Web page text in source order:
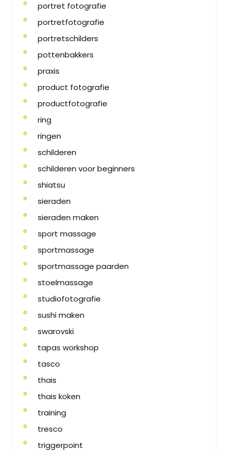
portret fotografie
portretfotografie
portretschilders
pottenbakkers
praxis
product fotografie
productfotografie
ring
ringen
schilderen
schilderen voor beginners
shiatsu
sieraden
sieraden maken
sport massage
sportmassage
sportmassage paarden
stoelmassage
studiofotografie
sushi maken
swarovski
tapas workshop
tasco
thais
thais koken
training
tresco
triggerpoint